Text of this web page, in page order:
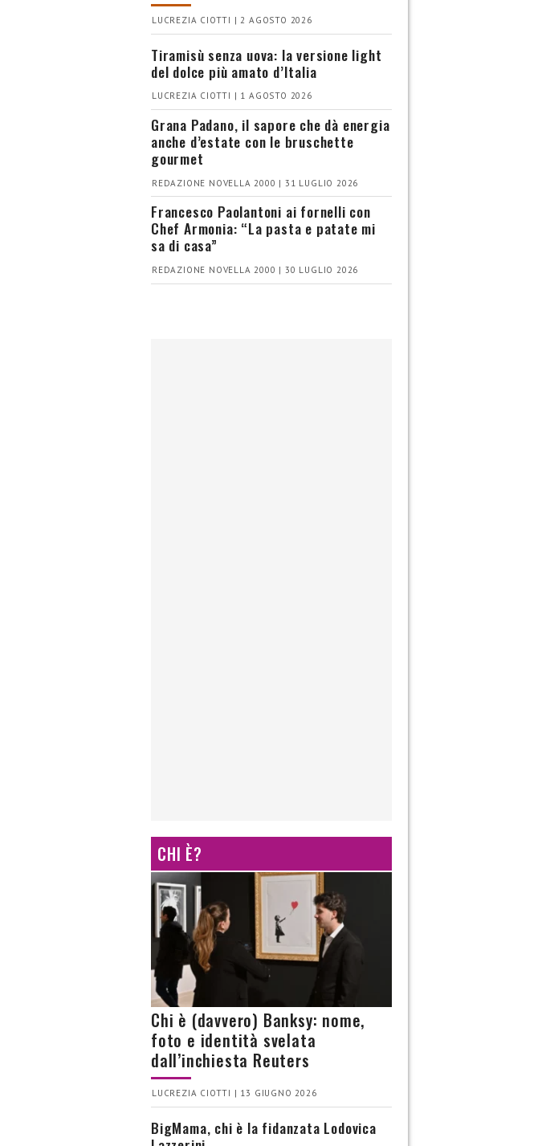
LUCREZIA CIOTTI | 2 AGOSTO 2026
Tiramisù senza uova: la versione light
del dolce più amato d’Italia
LUCREZIA CIOTTI | 1 AGOSTO 2026
Grana Padano, il sapore che dà energia
anche d’estate con le bruschette
gourmet
REDAZIONE NOVELLA 2000 | 31 LUGLIO 2026
Francesco Paolantoni ai fornelli con
Chef Armonia: “La pasta e patate mi
sa di casa”
REDAZIONE NOVELLA 2000 | 30 LUGLIO 2026
CHI È?
Chi è (davvero) Banksy: nome,
foto e identità svelata
dall’inchiesta Reuters
LUCREZIA CIOTTI | 13 GIUGNO 2026
BigMama, chi è la fidanzata Lodovica